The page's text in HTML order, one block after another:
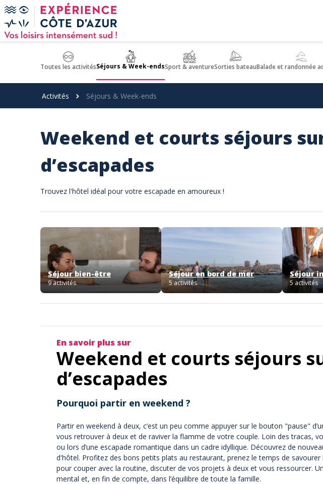
Panneau de gestion des cookies
Toutes les activitésSéjours & Week-endsSport & aventureSorties bateauBalade et randonnée
Activités Séjours & Week-ends
Weekend et courts séjours
d’escapades
Trouvez l'hôtel idéal pour votre escapade en amoureux !
Séjour bien-être
9 activités
Séjour en bord de mer
5 activités
Séjour
5 activités
En savoir plus sur
Weekend et courts séjours
d’escapades
Pourquoi partir en weekend ?
Partir en weekend à deux, c’est un peu comme appuyer sur le bouton "pause"
vous retrouver à deux et de raviver la flamme de votre couple. Loin des tracas,
ou lors d’une escapade romantique dans un cadre idyllique. Découvrez de
d'hôtel. Profitez des bons petits plats au restaurant, prenez le temps de
pour couper avec la routine, discuter de vos projets à deux et vous ressourcer.
mental et, en fin de compte, dans l’équilibre de toute la famille.